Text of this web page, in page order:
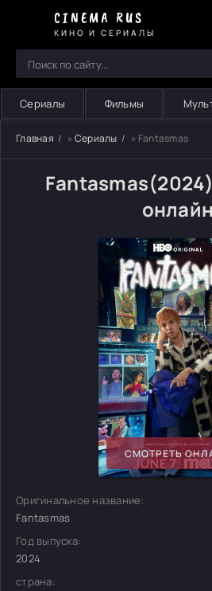
CINEMA RUS
КИНО И СЕРИАЛЫ
Сериалы Фильмы
Главная » Сериалы » Fantasmas
онлайн
СМОТРЕТЬ
Оригинальное название:
Fantasmas
Год выпуска:
2024
страна: